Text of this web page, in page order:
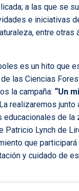
a las que se
e iniciativas
entre otras
es un hito que
las Ciencias
la campaña: “Un
La realizaremos junto
de la
Patricio Lynch de
que participará
y cuidado de